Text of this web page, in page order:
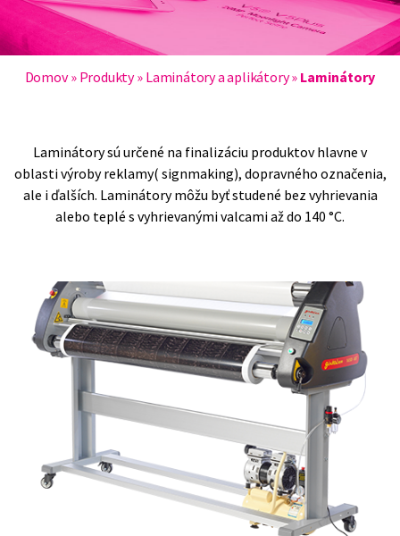
Domov» Produkty» Laminátory a aplikátory» Laminátory
Laminátory sú určené na finalizáciu produktov hlavne v
oblasti výroby reklamy( signmaking), dopravného označenia,
ale i ďalších. Laminátory môžu byť studené bez vyhrievania
alebo teplé s vyhrievanými valcami až do 140 °C.